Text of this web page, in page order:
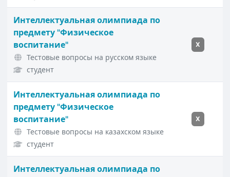
Интеллектуальная олимпиада по
предмету "Физическое
воспитание"
Тестовые вопросы на русском языке
студент
X
Интеллектуальная олимпиада по
предмету "Физическое
воспитание"
Тестовые вопросы на казахском языке
студент
X
Интеллектуальная олимпиада по